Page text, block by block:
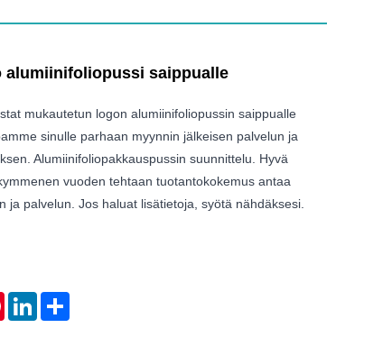
alumiinifoliopussi saippualle
mukautetun logon alumiinifoliopussin saippualle
sinulle parhaan myynnin jälkeisen palvelun ja
Alumiinifoliopakkauspussin suunnittelu. Hyvä
vuoden tehtaan tuotantokokemus antaa
ja palvelun. Jos haluat lisätietoja, syötä nähdäksesi.
PinterestLinkedInShare